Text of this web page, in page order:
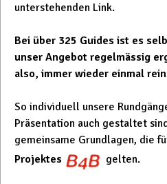
unterstehenden Link.
Bei über 325 Guides ist es
unser Angebot regelmässig
also, immer wieder einmal
So individuell unsere
Präsentation auch gestaltet
gemeinsame Grundlagen, die
Projektes
gelten.